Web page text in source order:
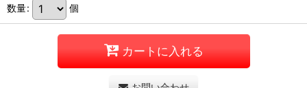
数量: 個
カートに入れる